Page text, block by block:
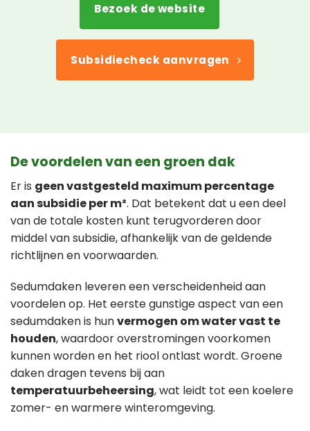
Bezoek de website
Subsidiecheck aanvragen
De voordelen van een groen dak
Er is geen vastgesteld maximum percentage
aan subsidie per m². Dat betekent dat u een deel
van de totale kosten kunt terugvorderen door
middel van subsidie, afhankelijk van de geldende
richtlijnen en voorwaarden.
Sedumdaken leveren een verscheidenheid aan
voordelen op. Het eerste gunstige aspect van een
sedumdaken is hunvermogen om water vast te
houden, waardoor overstromingen voorkomen
kunnen worden en het riool ontlast wordt. Groene
daken dragen tevens bij aan
temperatuurbeheersing, wat leidt tot een koelere
zomer- en warmere winteromgeving.